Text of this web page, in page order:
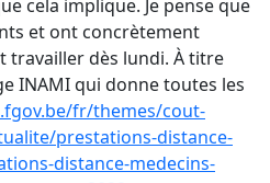
cela implique. Je pense que
et ont concrètement
travailler dès lundi. À titre
INAMI qui donne toutes les
fr/themes/cout-
prestations-distance-
distance-medecins-